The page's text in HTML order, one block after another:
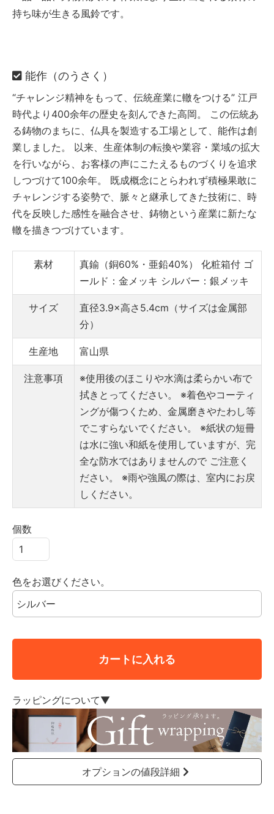
持ち味が生きる風鈴です。
能作（のうさく）
“チャレンジ精神をもって、伝統産業に轍をつける” 江戸
時代より400余年の歴史を刻んできた高岡。
この伝統あ
る鋳物のまちに、仏具を製造する工場として、能作は創
業しました。
以来、生産体制の転換や業容・業域の拡大
を行いながら、お客様の声にこたえるものづくりを追求
しつづけて100余年。
既成概念にとらわれず積極果敢に
チャレンジする姿勢で、脈々と継承してきた技術に、時
代を反映した感性を融合させ、鋳物という産業に新たな
轍を描きつづけています。
素材 真鍮（銅60%・亜鉛40%） 化粧箱付 ゴ
ールド：金メッキ シルバー：銀メッキ
サイズ
直径3.9×高さ5.4cm（サイズは金属部
分）
生産地 富山県
注意事項
※使用後のほこりや水滴は柔らかい布で
拭きとってください。
※着色やコーティ
ングが傷つくため、金属磨きやたわし等
でこすらないでください。
※紙状の短冊
は水に強い和紙を使用していますが、完
全な防水ではありませんので ご注意く
ださい。
※雨や強風の際は、室内にお戻
しください。
個数
色をお選びください。
カートに入れる
ラッピングについて▼
オプションの値段詳細